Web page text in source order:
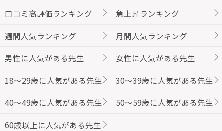
口コミ高評価ランキング
急上昇ランキング
週間人気ランキング 月間人気ランキング
男性に人気がある先生 女性に人気がある先生
18～29歳に人気がある先生 30～39歳に人気がある先生
40～49歳に人気がある先生 50～59歳に人気がある先生
60歳以上に人気がある先生